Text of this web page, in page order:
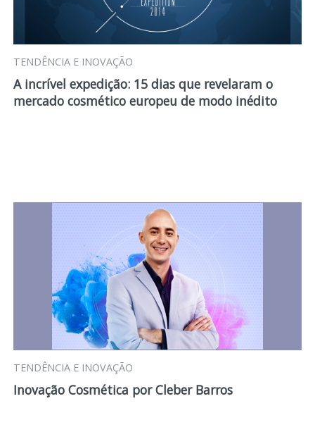
TENDÊNCIA E INOVAÇÃO
A incrível expedição: 15 dias que revelaram o
mercado cosmético europeu de modo inédito
TENDÊNCIA E INOVAÇÃO
Inovação Cosmética por Cleber Barros